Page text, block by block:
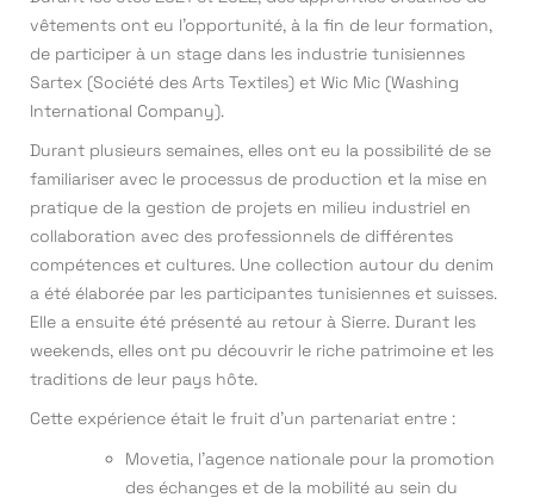
vêtements ont eu l’opportunité, à la fin de leur formation,
de participer à un stage dans les industrie tunisiennes
Sartex (Société des Arts Textiles) et Wic Mic (Washing
International Company).
Durant plusieurs semaines, elles ont eu la possibilité de se
familiariser avec le processus de production et la mise en
pratique de la gestion de projets en milieu industriel en
collaboration avec des professionnels de différentes
compétences et cultures. Une collection autour du denim
a été élaborée par les participantes tunisiennes et suisses.
Elle a ensuite été présenté au retour à Sierre. Durant les
weekends, elles ont pu découvrir le riche patrimoine et les
traditions de leur pays hôte.
Cette expérience était le fruit d’un partenariat entre :
Movetia, l’agence nationale pour la promotion
des échanges et de la mobilité au sein du